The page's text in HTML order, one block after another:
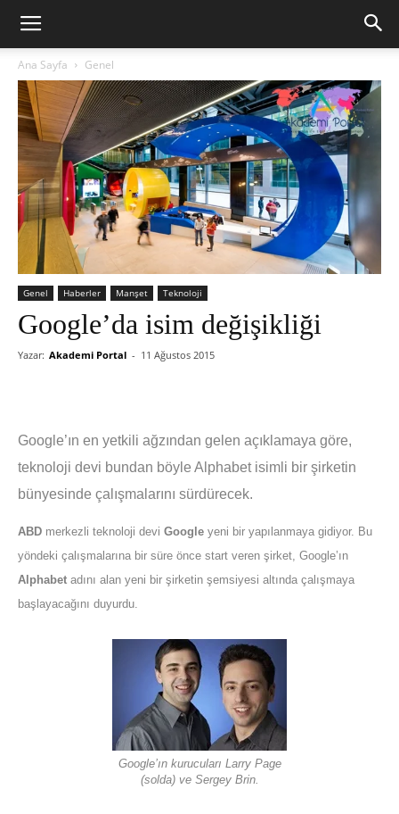
Ana Sayfa Genel
Genel Haberler Manşet Teknoloji
Google’da isim değişikliği
Yazar: Akademi Portal - 11 Ağustos 2015
Google’ın en yetkili ağzından gelen açıklamaya göre,
teknoloji devi bundan böyle Alphabet isimli bir şirketin
bünyesinde çalışmalarını sürdürecek.
ABD merkezli teknoloji devi Google yeni bir yapılanmaya gidiyor. Bu
yöndeki çalışmalarına bir süre önce start veren şirket, Google’ın
Alphabet adını alan yeni bir şirketin şemsiyesi altında çalışmaya
başlayacağını duyurdu.
Google’ın kurucuları Larry Page
(solda) ve Sergey Brin.